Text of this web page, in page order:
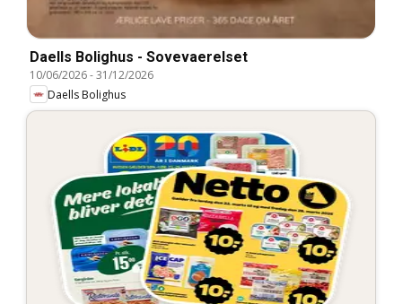
Daells Bolighus - Sovevaerelset
10/06/2026-31/12/2026
Daells Bolighus